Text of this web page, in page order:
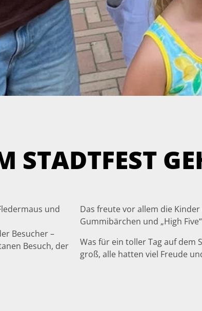
STADTFEST
und
Besucher –
Besuch, der
Das freute vor allem die
Gummibärchen und „High
Was für ein toller Tag auf dem
groß, alle hatten viel Freude